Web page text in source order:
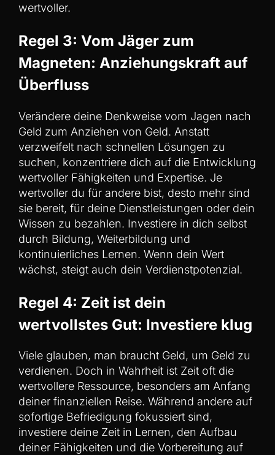
wertvoller.
Regel 3: Vom Jäger zum
Magneten: Anziehungskraft auf
Überfluss
Verändere deine Denkweise vom Jagen nach
Geld zum Anziehen von Geld. Anstatt
verzweifelt nach schnellen Lösungen zu
suchen, konzentriere dich auf die Entwicklung
wertvoller Fähigkeiten und Expertise. Je
wertvoller du für andere bist, desto mehr sind
sie bereit, für deine Dienstleistungen oder dein
Wissen zu bezahlen. Investiere in dich selbst
durch Bildung, Weiterbildung und
kontinuierliches Lernen. Wenn dein Wert
wächst, steigt auch dein Verdienstpotenzial.
Regel 4: Zeit ist dein
wertvollstes Gut: Investiere klug
Viele glauben, man braucht Geld, um Geld zu
verdienen. Doch in Wahrheit ist Zeit oft die
wertvollere Ressource, besonders am Anfang
deiner finanziellen Reise. Während andere auf
sofortige Befriedigung fokussiert sind,
investiere deine Zeit in Lernen, den Aufbau
deiner Fähigkeiten und die Vorbereitung auf